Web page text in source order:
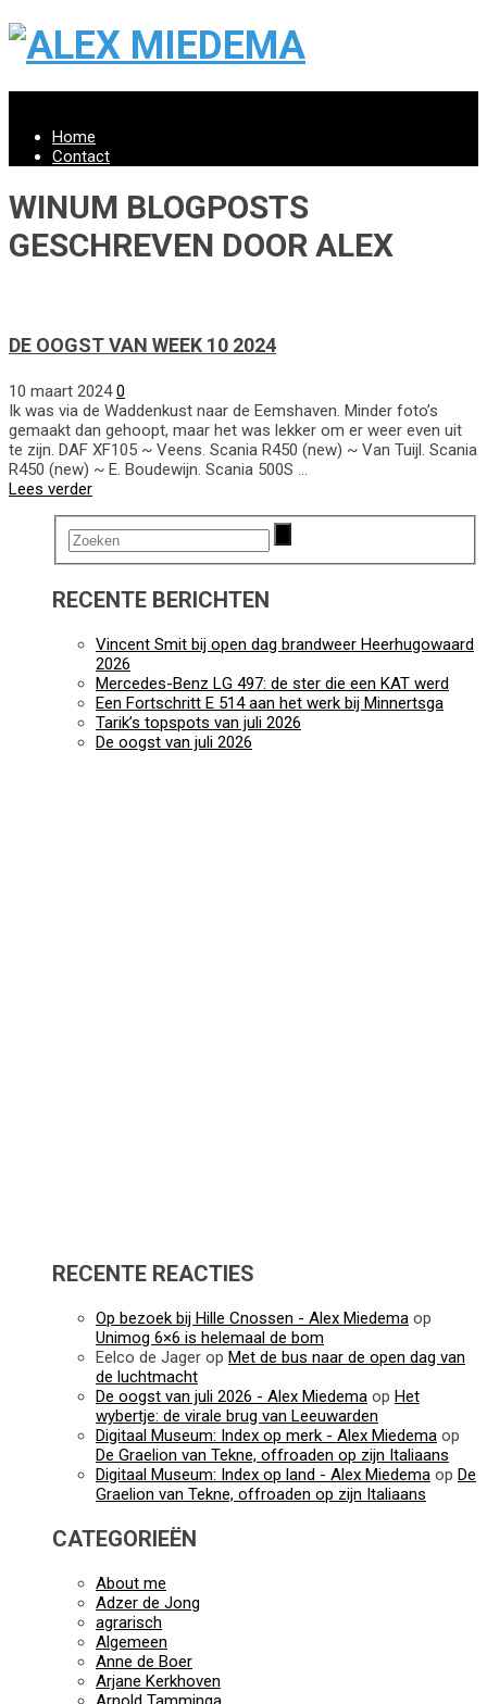
Home
Contact
WINUM BLOGPOSTS
GESCHREVEN DOOR ALEX
DE OOGST VAN WEEK 10 2024
10 maart 2024 0
Ik was via de Waddenkust naar de Eemshaven. Minder foto’s
gemaakt dan gehoopt, maar het was lekker om er weer even uit
te zijn. DAF XF105 ~ Veens. Scania R450 (new) ~ Van Tuijl. Scania
R450 (new) ~ E. Boudewijn. Scania 500S …
Lees verder
RECENTE BERICHTEN
Vincent Smit bij open dag brandweer Heerhugowaard
2026
Mercedes-Benz LG 497: de ster die een KAT werd
Een Fortschritt E 514 aan het werk bij Minnertsga
Tarik’s topspots van juli 2026
De oogst van juli 2026
RECENTE REACTIES
Op bezoek bij Hille Cnossen - Alex Miedema op
Unimog 6×6 is helemaal de bom
Eelco de Jager op Met de bus naar de open dag van
de luchtmacht
De oogst van juli 2026 - Alex Miedema op Het
wybertje: de virale brug van Leeuwarden
Digitaal Museum: Index op merk - Alex Miedema op
De Graelion van Tekne, offroaden op zijn Italiaans
Digitaal Museum: Index op land - Alex Miedema op De
Graelion van Tekne, offroaden op zijn Italiaans
CATEGORIEËN
About me
Adzer de Jong
agrarisch
Algemeen
Anne de Boer
Arjane Kerkhoven